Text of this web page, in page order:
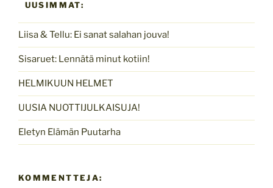
UUSIMMAT:
Liisa & Tellu: Ei sanat salahan jouva!
Sisaruet: Lennätä minut kotiin!
HELMIKUUN HELMET
UUSIA NUOTTIJULKAISUJA!
Eletyn Elämän Puutarha
KOMMENTTEJA: